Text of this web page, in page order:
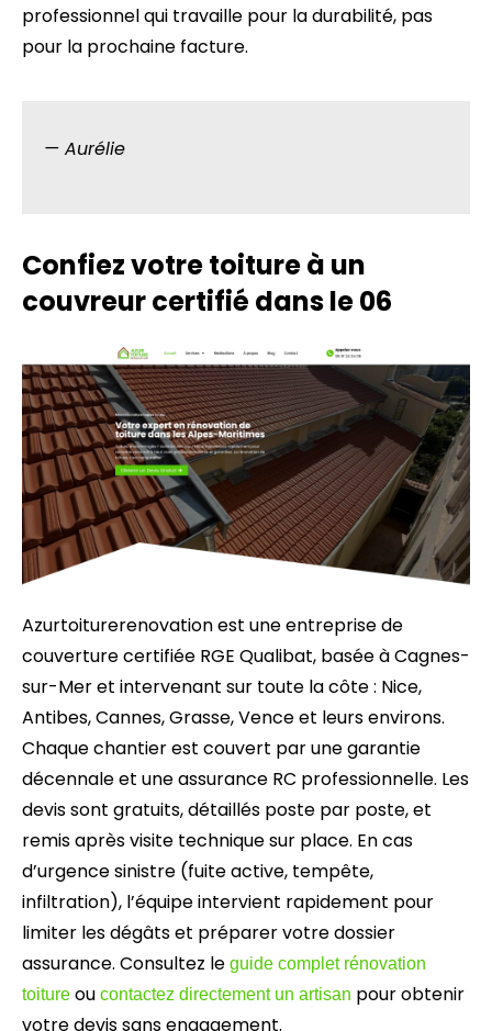
professionnel qui travaille pour la durabilité, pas
pour la prochaine facture.
— Aurélie
Confiez votre toiture à un
couvreur certifié dans le 06
Azurtoiturerenovation est une entreprise de
couverture certifiée RGE Qualibat, basée à Cagnes-
sur-Mer et intervenant sur toute la côte : Nice,
Antibes, Cannes, Grasse, Vence et leurs environs.
Chaque chantier est couvert par une garantie
décennale et une assurance RC professionnelle. Les
devis sont gratuits, détaillés poste par poste, et
remis après visite technique sur place. En cas
d’urgence sinistre (fuite active, tempête,
infiltration), l’équipe intervient rapidement pour
limiter les dégâts et préparer votre dossier
assurance. Consultez le guide complet rénovation
toiture ou contactez directement un artisan pour obtenir
votre devis sans engagement.